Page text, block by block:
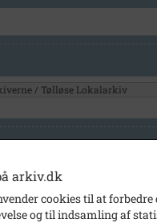
/ Tølløse Lokalarkiv
arkiv.dk
cookies til at forbedre
og til indsamling af